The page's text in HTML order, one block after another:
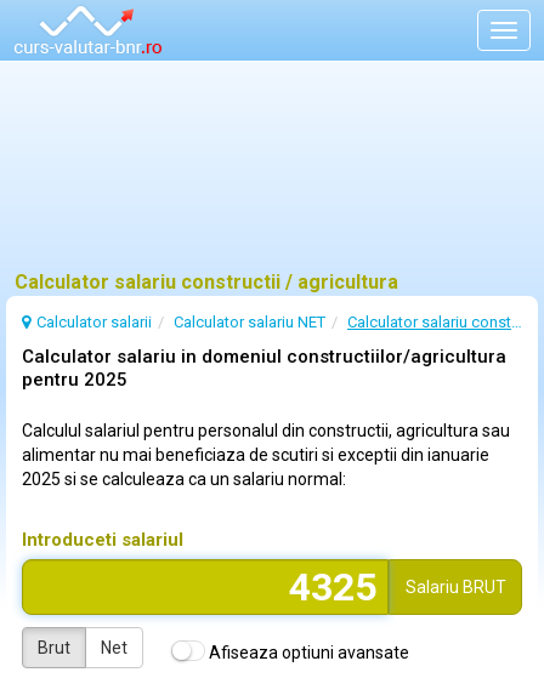
Calculator salariu constructii / agricultura
Calculator salarii Calculator salariu NET Calculator salariu constructii
Calculator salariu in domeniul constructiilor/agricultura
pentru 2025
Calculul salariul pentru personalul din constructii, agricultura sau
alimentar nu mai beneficiaza de scutiri si exceptii din ianuarie
2025 si se calculeaza ca un salariu normal:
Introduceti salariul
Salariu BRUT
Brut Net Afiseaza optiuni avansate